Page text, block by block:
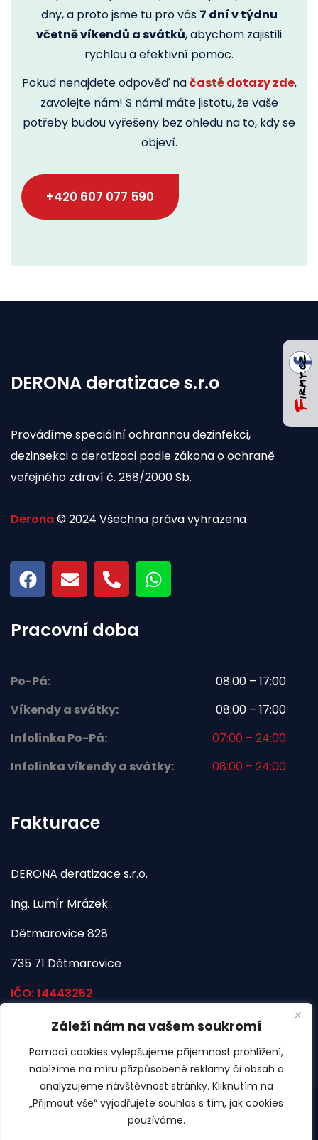
Záleží nám na vašem soukromí
Pomocí cookies vylepšujeme příjemnost prohlížení,
nabízíme na míru přizpůsobené reklamy či obsah a
analyzujeme návštěvnost stránky. Kliknutím na
„Přijmout vše“ vyjadřujete souhlas s tím, jak cookies
používáme.
dny, a proto jsme tu pro vás 7 dní v týdnu
včetně víkendů a svátků, abychom zajistili
rychlou a efektivní pomoc.
Pokud nenajdete odpověď načasté dotazy zde,
zavolejte nám! S námi máte jistotu, že vaše
potřeby budou vyřešeny bez ohledu na to, kdy se
objeví.
+420 607 077 590
DERONA deratizace s.r.o
Provádíme speciální ochrannou dezinfekci,
dezinsekci a deratizaci podle zákona o ochraně
veřejného zdraví č. 258/2000 Sb.
Derona© 2024 Všechna práva vyhrazena
Pracovní doba
Po-Pá:
08:00 – 17:00
Víkendy a svátky:
08:00 – 17:00
Infolinka Po-Pá:
07:00 – 24:00
Infolinka víkendy a svátky:
08:00 – 24:00
Fakturace
DERONA deratizace s.r.o.
Ing. Lumír Mrázek
Dětmarovice 828
735 71 Dětmarovice
IČO: 14443252